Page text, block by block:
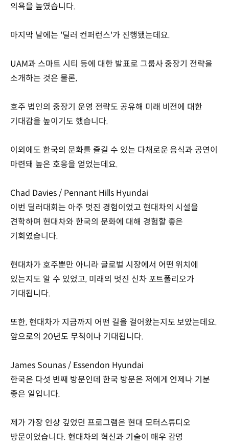
의욕을 높였습니다.
마지막 날에는 '딜러 컨퍼런스'가 진행됐는데요.
UAM과 스마트 시티 등에 대한 발표로 그룹사 중장기 전략을
소개하는 것은 물론,
호주 법인의 중장기 운영 전략도 공유해 미래 비전에 대한
기대감을 높이기도 했습니다.
이외에도 한국의 문화를 즐길 수 있는 다채로운 음식과 공연이
마련돼 높은 호응을 얻었는데요.
Chad Davies / Pennant Hills Hyundai
이번 딜러대회는 아주 멋진 경험이었고 현대차의 시설을
견학하며 현대차와 한국의 문화에 대해 경험할 좋은
기회였습니다.
현대차가 호주뿐만 아니라 글로벌 시장에서 어떤 위치에
있는지도 알 수 있었고, 미래의 멋진 신차 포트폴리오가
기대됩니다.
또한, 현대차가 지금까지 어떤 길을 걸어왔는지도 보았는데요.
앞으로의 20년도 무척이나 기대됩니다.
James Sounas / Essendon Hyundai
한국은 다섯 번째 방문인데 한국 방문은 저에게 언제나 기분
좋은 일입니다.
제가 가장 인상 깊었던 프로그램은 현대 모터스튜디오
방문이었습니다. 현대차의 혁신과 기술이 매우 감명